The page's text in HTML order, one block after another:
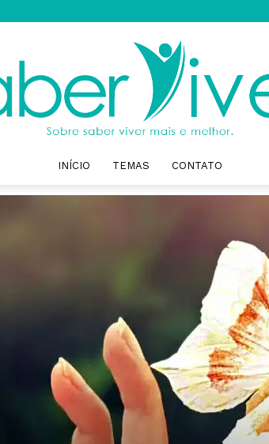
Saber
Mais
INÍCIO TEMAS CONTATO